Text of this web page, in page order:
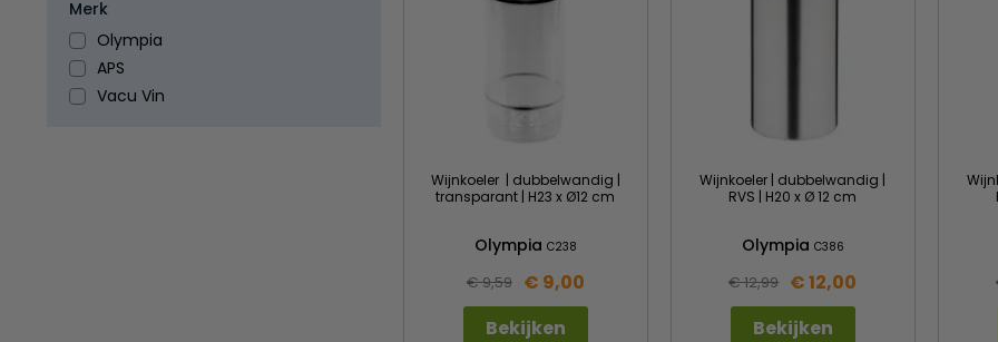
Merk
Olympia
APS
Vacu Vin
Wijnkoeler | dubbelwandig |
transparant | H23 x Ø12 cm
Olympia C238
€ 9,59 € 9,00
Bekijken
Wijnkoeler | dubbelwandig |
RVS | H20 x Ø 12 cm
Olympia C386
€ 12,99 € 12,00
Bekijken